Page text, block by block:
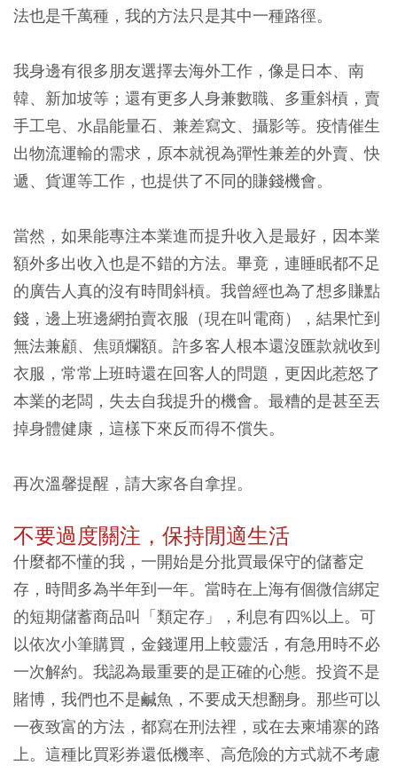
法也是千萬種，我的方法只是其中一種路徑。
我身邊有很多朋友選擇去海外工作，像是日本、南
韓、新加坡等；還有更多人身兼數職、多重斜槓，賣
手工皂、水晶能量石、兼差寫文、攝影等。疫情催生
出物流運輸的需求，原本就視為彈性兼差的外賣、快
遞、貨運等工作，也提供了不同的賺錢機會。
當然，如果能專注本業進而提升收入是最好，因本業
額外多出收入也是不錯的方法。畢竟，連睡眠都不足
的廣告人真的沒有時間斜槓。我曾經也為了想多賺點
錢，邊上班邊網拍賣衣服（現在叫電商），結果忙到
無法兼顧、焦頭爛額。許多客人根本還沒匯款就收到
衣服，常常上班時還在回客人的問題，更因此惹怒了
本業的老闆，失去自我提升的機會。最糟的是甚至丟
掉身體健康，這樣下來反而得不償失。
再次溫馨提醒，請大家各自拿捏。
不要過度關注，保持閒適生活
什麼都不懂的我，一開始是分批買最保守的儲蓄定
存，時間多為半年到一年。當時在上海有個微信綁定
的短期儲蓄商品叫「類定存」，利息有四%以上。可
以依次小筆購買，金錢運用上較靈活，有急用時不必
一次解約。我認為最重要的是正確的心態。投資不是
賭博，我們也不是鹹魚，不要成天想翻身。那些可以
一夜致富的方法，都寫在刑法裡，或在去柬埔寨的路
上。這種比買彩券還低機率、高危險的方式就不考慮